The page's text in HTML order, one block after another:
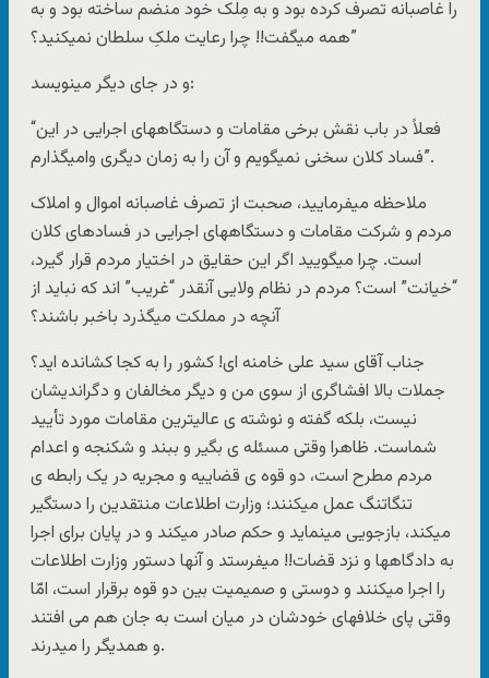
را غاصبانه تصرف کرده بود و به مِلک خود منضم ساخته بود و به
همه میگفت!! چرا رعایت ملکِ سلطان نمیکنید؟”
و در جای دیگر مینویسد:
“فعلاً در باب نقش برخی مقامات و دستگاههای اجرایی در این
فساد کلان سخنی نمیگویم و آن را به زمان دیگری وامیگذارم”.
ملاحظه میفرمایید، صحبت از تصرف غاصبانه اموال و املاک
مردم و شرکت مقامات و دستگاههای اجرایی در فسادهای کلان
است. چرا میگویید اگر این حقایق در اختیار مردم قرار گیرد،
“خیانت” است؟ مردم در نظام ولایی آنقدر “غریب” اند که نباید از
آنچه در مملکت میگذرد باخبر باشند؟
جناب آقای سید علی خامنه ای! کشور را به کجا کشانده اید؟
جملات بالا افشاگری از سوی من و دیگر مخالفان و دگراندیشان
نیست، بلکه گفته و نوشته ی عالیترین مقامات مورد تأیید
شماست. ظاهرا وقتی مسئله ی بگیر و ببند و شکنجه و اعدام
مردم مطرح است، دو قوه ی قضاییه و مجریه در یک رابطه ی
تنگاتنگ عمل میکنند؛ وزارت اطلاعات منتقدین را دستگیر
میکند، بازجویی مینماید و حکم صادر میکند و در پایان برای اجرا
به دادگاهها و نزد قضات!! میفرستد و آنها دستور وزارت اطلاعات
را اجرا میکنند و دوستی و صمیمیت بین دو قوه برقرار است، امّا
وقتی پای خلافهای خودشان در میان است به جان هم می افتند
و همدیگر را میدرند.